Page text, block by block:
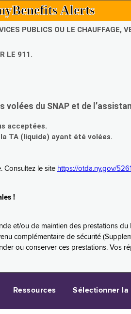
Alerts
PUBLICS OU LE CHAUFFAGE,
LE 911.
du SNAP et de
acceptées.
TA (liquide) ayant été volées.
Consultez le site https://otda.ny.gov/5261
!
et/ou de maintien des prestations
complémentaire de sécurité
ou conserver ces prestations. Vos
Ressources Sélectionner la